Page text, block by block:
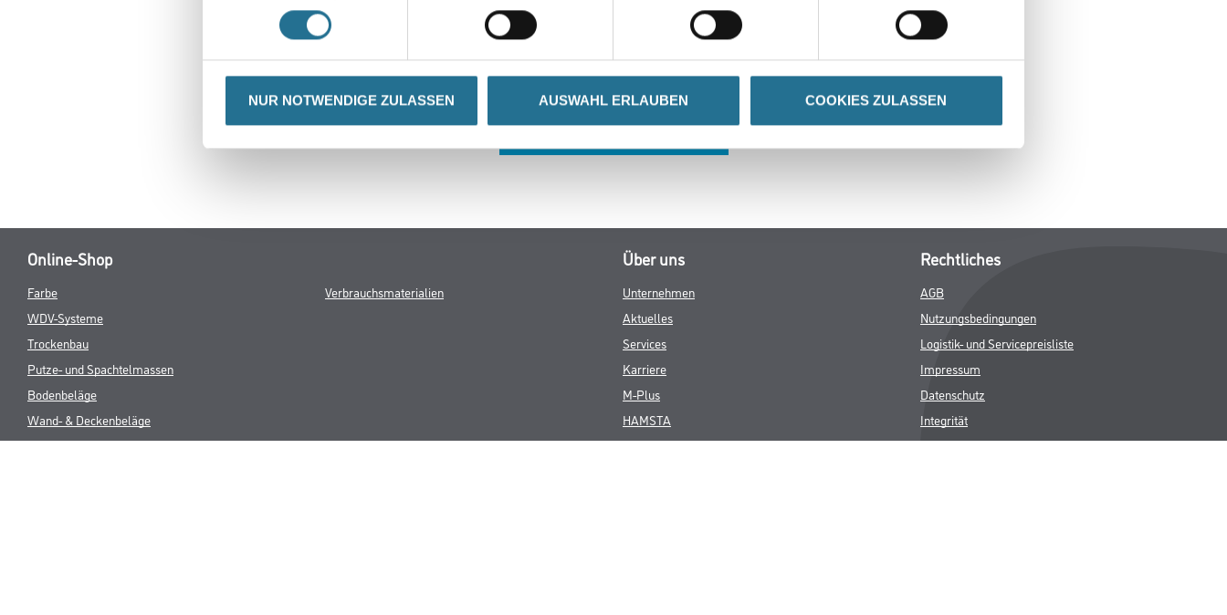
NUR NOTWENDIGE ZULASSEN AUSWAHL ERLAUBEN COOKIES ZULASSEN
Keine Sorge, wir pinseln schon an der Lösung und werden das Problem so schnell wie möglich beheben.
Erkunden Sie in der Zwischenzeit unseren Online-Shop und lassen Sie sich inspirieren.
Online-Shop
Farbe
WDV-Systeme
Trockenbau
Putze- und Spachtelmassen
Bodenbeläge
Wand- & Deckenbeläge
Werkzeug & Maschinen
Verbrauchsmaterialien
Über uns
Unternehmen
Aktuelles
Services
Karriere
M-Plus
HAMSTA
FAQ
Rechtliches
AGB
Nutzungsbedingungen
Logistik- und Servicepreisliste
Impressum
Datenschutz
Integrität
Kontakt